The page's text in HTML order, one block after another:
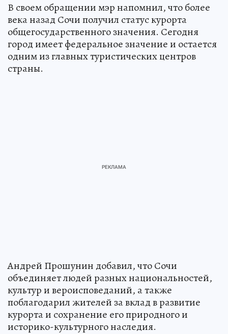
В своем обращении мэр напомнил, что более
века назад Сочи получил статус курорта
общегосударственного значения. Сегодня
город имеет федеральное значение и остается
одним из главных туристических центров
страны.
Андрей Прошунин добавил, что Сочи
объединяет людей разных национальностей,
культур и вероисповеданий, а также
поблагодарил жителей за вклад в развитие
курорта и сохранение его природного и
историко-культурного наследия.